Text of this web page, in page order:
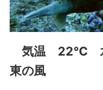
気温 22℃
東の風